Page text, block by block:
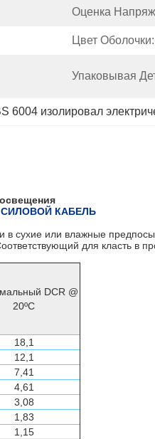
Оценка
Цвет Оболочки:
Упаковывая
6004 изолировал
СИЛОВОЙ КАБЕЛЬ
сухие или влажные
для класть в
DCR @
20ºC
18,1
12,1
7,41
4,61
3,08
1,83
1,15